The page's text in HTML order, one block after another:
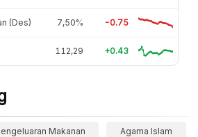
(Des) 7,50% -0.75
112,29 +0.43
Makanan Agama Islam